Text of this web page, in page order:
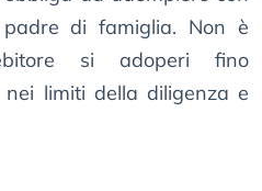
di famiglia. Non è
si adoperi fino
nei limiti della diligenza e